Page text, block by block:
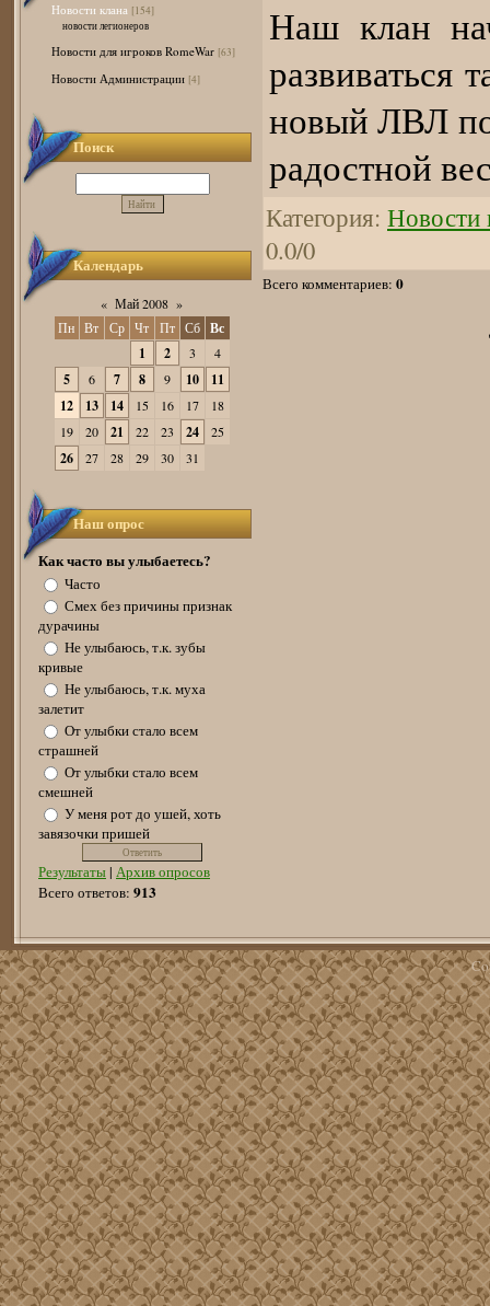
Новости клана [154]
новости легионеров
Новости для игроков RomeWar [63]
Новости Администрации [4]
Поиск
Календарь
« Май 2008 »
Пн Вт Ср Чт Пт Сб Вс
1
2 3 4
5 6 7 8 9 10
11
12
13 14 15 16 17
18
19
20 21 22 23 24 25
26 27 28 29 30 31
Наш опрос
Как часто вы улыбаетесь?
Часто
Смех без причины признак
дурачины
Не улыбаюсь, т.к. зубы
кривые
Не улыбаюсь, т.к. муха
залетит
От улыбки стало всем
страшней
От улыбки стало всем
смешней
У меня рот до ушей, хоть
завязочки пришей
Результаты | Архив опросов
Всего ответов: 913
Наш клан
развиваться
новый ЛВЛ
радостной
Категория: Новости
0.0/0
Всего комментариев: 0